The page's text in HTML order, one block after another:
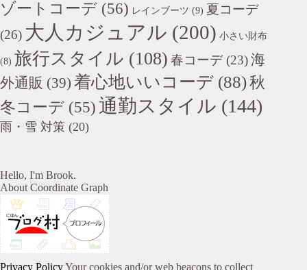
ゾートコーデ (56) レインブーツ (9) 夏コーデ
(26) 大人カジュアル (200) 小さい財布
(8) 旅行スタイル (108) 春コーデ(23)海
外通販 (39) 着心地いいコーデ (88)秋
冬コーデ (55) 通勤スタイル (144)
雨・雪 対策 (20)
Hello, I'm Brook.
About Coordinate Graph
Privacy PolicyYour cookies and/or web beacons to collect